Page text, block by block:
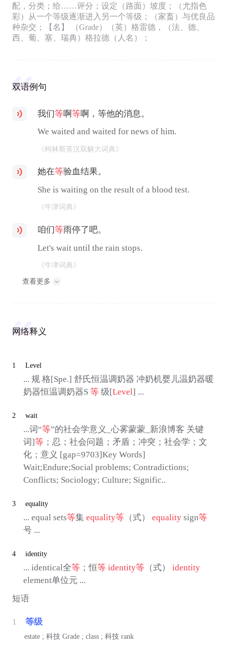
配，分类；给……评分；设定（路面）坡度；（尤指色
彩）从一个等级逐渐进入另一个等级；（家畜）与优良品
种杂交；【名】 （Grade）（英）格雷德，（法、德、
西、葡、塞、瑞典）格拉德（人名）；
双语例句
我们等啊等啊，等他的消息。
We waited and waited for news of him.
《柯林斯英汉双解大词典》
她在等验血结果。
She is waiting on the result of a blood test.
《牛津词典》
咱们等雨停了吧。
Let's wait until the rain stops.
《牛津词典》
查看更多
网络释义
1 Level
... 规 格[Spe.] 舒氏恒温调奶器 冲奶机婴儿温奶器暖
奶器恒温调奶器S 等级[Level] ...
2 wait
...词“等”的社会学意义_心雾蒙蒙_新浪博客 关键
词]等；忍；社会问题；矛盾；冲突；社会学；文
化；意义 [gap=9703]Key Words]
Wait;Endure;Social problems; Contradictions;
Conflicts; Sociology; Culture; Signific..
3 equality
... equal sets等集 equality等（式） equalitysign等
号 ...
4 identity
... identical全等；恒等 identity等（式） identity
element单位元 ...
短语
1 等级
estate ; 科技 Grade ; class ; 科技 rank